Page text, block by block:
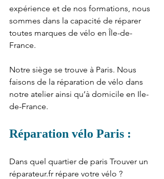
expérience et de nos formations, nous
sommes dans la capacité de réparer
toutes marques de vélo en Île-de-
France.
Notre siège se trouve à Paris. Nous
faisons de la réparation de vélo dans
notre atelier ainsi qu’à domicile en Ile-
de-France.
Réparation vélo Paris :
Dans quel quartier de paris Trouver un
réparateur.fr répare votre vélo ?